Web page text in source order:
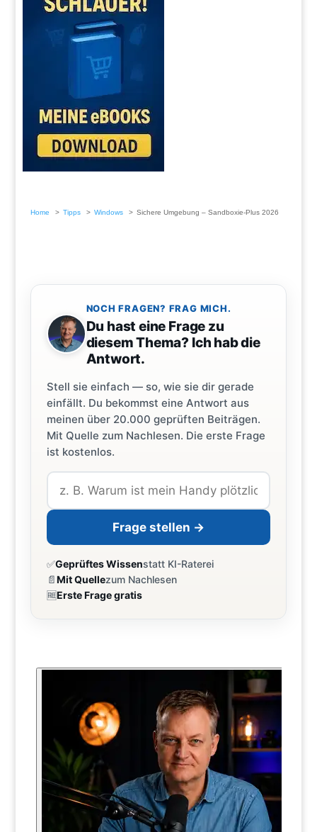
Home Tipps Windows Sichere Umgebung – Sandboxie-Plus 2026
NOCH FRAGEN? FRAG MICH.
Du hast eine Frage zu
diesem Thema? Ich hab die
Antwort.
Stell sie einfach — so, wie sie dir gerade
einfällt. Du bekommst eine Antwort aus
meinen über 20.000 geprüften Beiträgen.
Mit Quelle zum Nachlesen. Die erste Frage
ist kostenlos.
Frage stellen →
✅Geprüftes Wissenstatt KI-Raterei
📄Mit Quellezum Nachlesen
🆓Erste Frage gratis